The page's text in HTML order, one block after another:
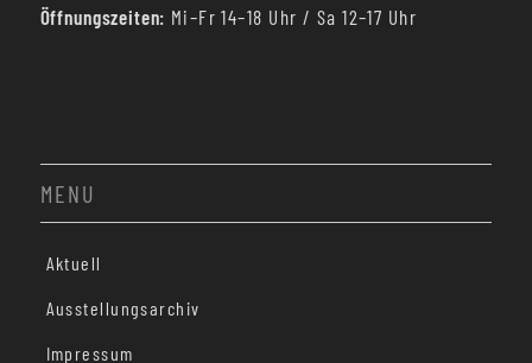
Öffnungszeiten: Mi–Fr 14–18 Uhr / Sa 12–17 Uhr
MENU
Aktuell
Ausstellungsarchiv
Impressum